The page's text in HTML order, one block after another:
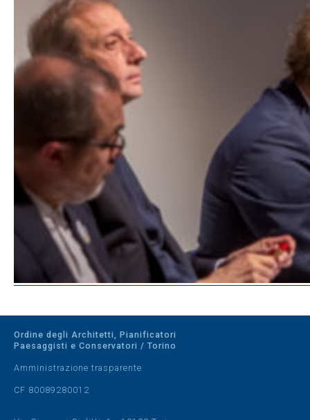
Ordine degli Architetti, Pianificatori
Paesaggisti e Conservatori / Torino
Amministrazione trasparente
CF 80089280012